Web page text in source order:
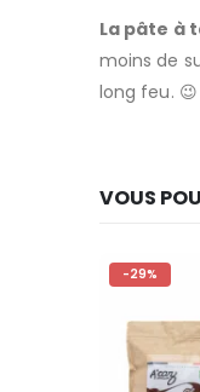
La pâte à
moins de
long feu. 😉
VOUS
-29%